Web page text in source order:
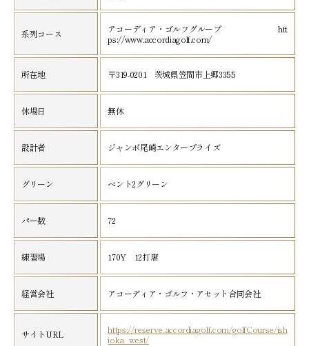
系列コース
アコーディア・ゴルフグループ htt
ps://www.accordiagolf.com/
所在地 〒319-0201 茨城県笠間市上郷3355
休場日 無休
設計者 ジャンボ尾崎エンタープライズ
グリーン ベント2グリーン
パー数 72
練習場 170Y 12打席
経営会社 アコーディア・ゴルフ・アセット合同会社
サイトURL
https://reserve.accordiagolf.com/golfCourse/ish
ioka_west/